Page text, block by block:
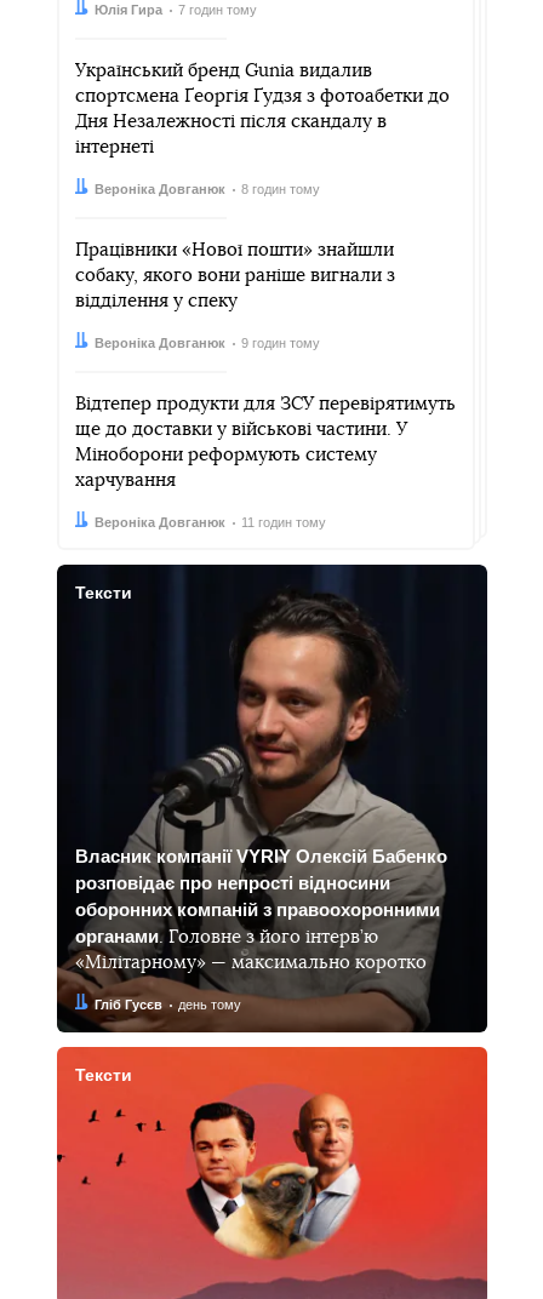
Автор:
Юлія Гира
Дата: 7 годин тому
Український бренд Gunia видалив
спортсмена Ґеоргія Ґудзя з фотоабетки до
Дня Незалежності після скандалу в
інтернеті
Автор:
Вероніка Довганюк
Дата: 8 годин тому
Працівники «Нової пошти» знайшли
собаку, якого вони раніше вигнали з
відділення у спеку
Автор:
Вероніка Довганюк
Дата: 9 годин тому
Відтепер продукти для ЗСУ перевірятимуть
ще до доставки у військові частини. У
Міноборони реформують систему
харчування
Автор:
Вероніка Довганюк
Дата: 11 годин тому
Тексти
Власник компанії VYRIY Олексій Бабенко
розповідає про непрості відносини
оборонних компаній з правоохоронними
органами. Головне з його інтерв’ю
«Мілітарному» — максимально коротко
Автор:Гліб Гусєв
Дата: день тому
Тексти